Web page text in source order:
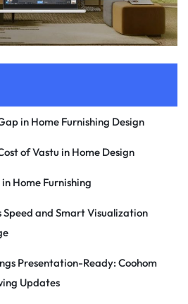
in Home Furnishing Design
of Vastu in Home Design
Home Furnishing
and Smart Visualization
Presentation-Ready: Coohom
Updates